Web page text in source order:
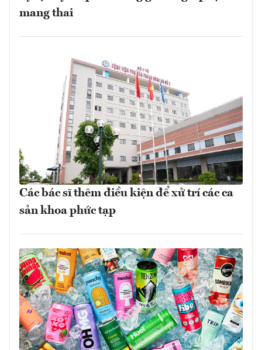
mang thai
Các bác sĩ thêm điều kiện để xử trí các ca
sản khoa phức tạp